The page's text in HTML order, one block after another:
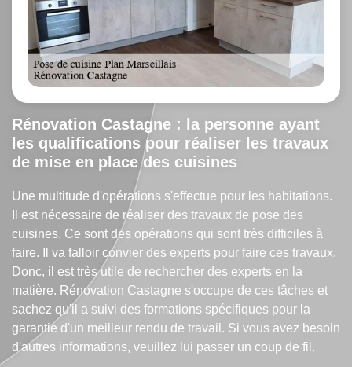
Rénovation Castagne : la personne ayant
les qualifications pour réaliser les travaux
de mise en place des cuisines
Une multitude d'opérations s'effectue pour les habitations.
Il est nécessaire de réaliser des travaux de pose des
cuisines. Ce sont des opérations qui sont très difficiles à
faire. Il va falloir convier des experts pour faire ces travaux.
Donc, il est très utile de rechercher des experts en la
matière. Rénovation Castagne s'occupe de ces tâches et
sachez qu'il a suivi des formations spécifiques pour la
garantie d'un meilleur rendu de travail. Si vous avez besoin
d'autres informations, veuillez lui passer un coup de fil.